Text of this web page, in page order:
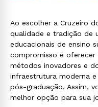
Ao escolher a Cruzeiro
qualidade e tradição de
educacionais de ensino
compromisso é
métodos inovadores e
infraestrutura moderna
pós-graduação. Assim,
melhor opção para sua